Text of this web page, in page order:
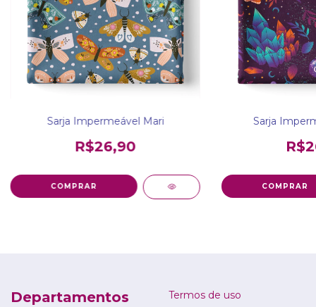
Sarja Impermeável Mari
R$26,90
Sarja
Departamentos Termos de uso